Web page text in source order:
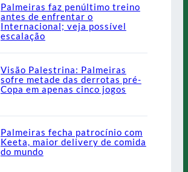
Palmeiras faz penúltimo treino
antes de enfrentar o
Internacional; veja possível
escalação
Visão Palestrina: Palmeiras
sofre metade das derrotas pré-
Copa em apenas cinco jogos
Palmeiras fecha patrocínio com
Keeta, maior delivery de comida
do mundo